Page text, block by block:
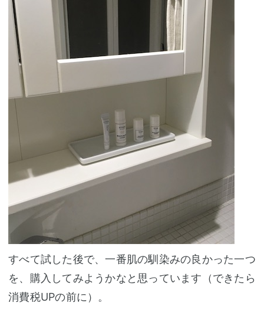
すべて試した後で、一番肌の馴染みの良かった一つ
を、購入してみようかなと思っています（できたら
消費税UPの前に）。